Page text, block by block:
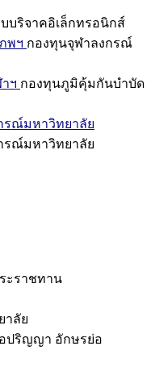
บริจาคอิเล็กทรอนิกส์
พฯ กองทุนจุฬาลงกรณ์
ฯ กองทุนภูมิคุ้มกันบำบัด
รณ์มหาวิทยาลัย
รณ์มหาวิทยาลัย
ะราชทาน
าลัย
ปริญญา อักษรย่อ